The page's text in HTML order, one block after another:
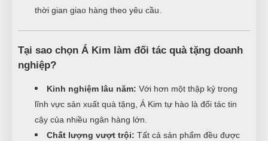
thời gian giao hàng theo yêu cầu.
Tại sao chọn Á Kim làm đối tác quà tặng doanh
nghiệp?
Kinh nghiệm lâu năm: Với hơn một thập kỷ trong
lĩnh vực sản xuất quà tặng, Á Kim tự hào là đối tác tin
cậy của nhiều ngân hàng lớn.
Chất lượng vượt trội: Tất cả sản phẩm đều được